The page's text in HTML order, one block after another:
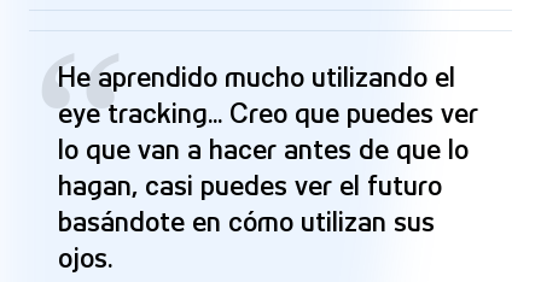
“
He aprendido mucho utilizando el
eye tracking... Creo que puedes ver
lo que van a hacer antes de que lo
hagan, casi puedes ver el futuro
basándote en cómo utilizan sus
ojos.